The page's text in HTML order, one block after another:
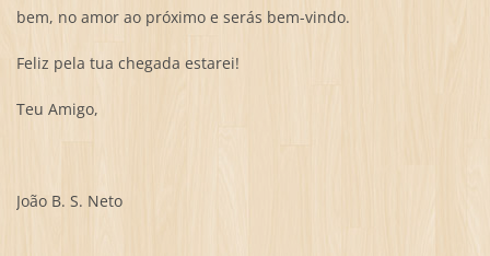
bem, no amor ao próximo e serás bem-vindo.
Feliz pela tua chegada estarei!
Teu Amigo,
João B. S. Neto